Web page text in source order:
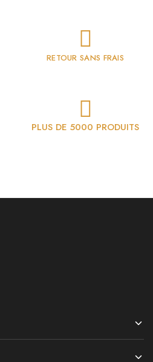
RETOUR SANS FRAIS
PLUS DE 5000 PRODUITS